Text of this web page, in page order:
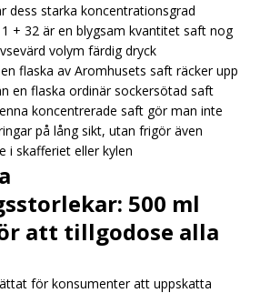
dess starka koncentrationsgrad
+ 32 är en blygsam kvantitet saft nog
volym färdig dryck
flaska av Aromhusets saft räcker upp
en flaska ordinär sockersötad saft
koncentrerade saft gör man inte
på lång sikt, utan frigör även
i skafferiet eller kylen
500 ml
att tillgodose alla
för konsumenter att uppskatta